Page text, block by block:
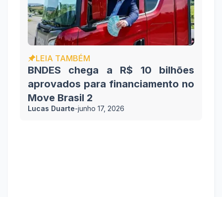
LEIA TAMBÉM
BNDES chega a R$ 10 bilhões
aprovados para financiamento no
Move Brasil 2
Lucas Duarte-junho 17, 2026